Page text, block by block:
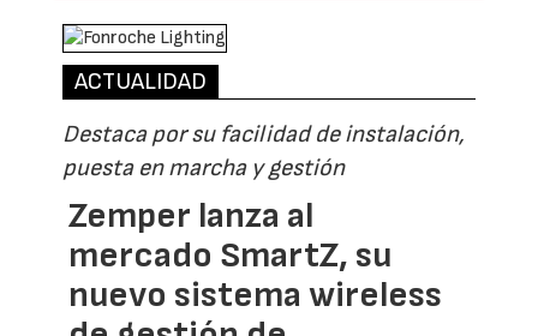
ACTUALIDAD
Destaca por su facilidad de instalación,
puesta en marcha y gestión
Zemper lanza al
mercado SmartZ, su
nuevo sistema wireless